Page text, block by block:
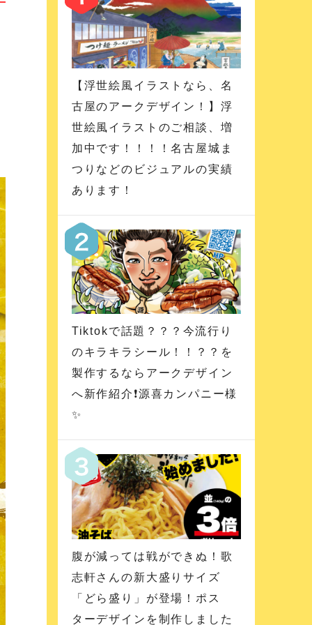
【浮世絵風イラストなら、名
古屋のアークデザイン！】浮
世絵風イラストのご相談、増
加中です！！！！名古屋城ま
つりなどのビジュアルの実績
あります！
Tiktokで話題？？？今流行り
のキラキラシール！！？？を
製作するならアークデザイン
へ新作紹介❗️源喜カンパニー様
✨
腹が減っては戦ができぬ！歌
志軒さんの新大盛りサイズ
「どら盛り」が登場！ポス
ターデザインを制作しました